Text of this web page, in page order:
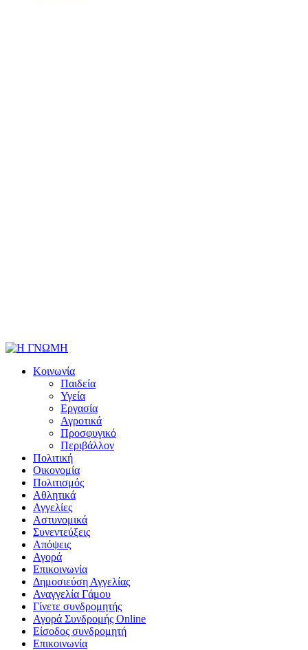
Κοινωνία
Παιδεία
Υγεία
Εργασία
Αγροτικά
Προσφυγικό
Περιβάλλον
Πολιτική
Οικονομία
Πολιτισμός
Αθλητικά
Αγγελίες
Αστυνομικά
Συνεντεύξεις
Απόψεις
Αγορά
Επικοινωνία
Δημοσιεύση Αγγελίας
Αναγγελία Γάμου
Γίνετε συνδρομητής
Αγορά Συνδρομής Online
Είσοδος συνδρομητή
Επικοινωνία